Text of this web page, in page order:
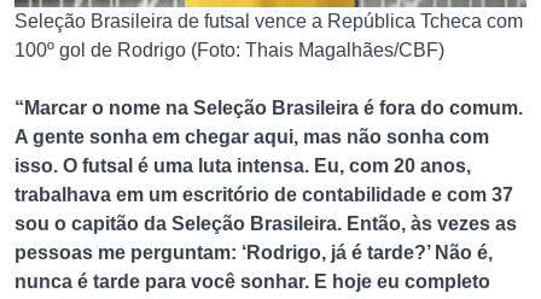
Seleção Brasileira de futsal vence a República Tcheca com
100º gol de Rodrigo (Foto: Thais Magalhães/CBF)
“Marcar o nome na Seleção Brasileira é fora do comum.
A gente sonha em chegar aqui, mas não sonha com
isso. O futsal é uma luta intensa. Eu, com 20 anos,
trabalhava em um escritório de contabilidade e com 37
sou o capitão da Seleção Brasileira. Então, às vezes as
pessoas me perguntam: ‘Rodrigo, já é tarde?’ Não é,
nunca é tarde para você sonhar. E hoje eu completo